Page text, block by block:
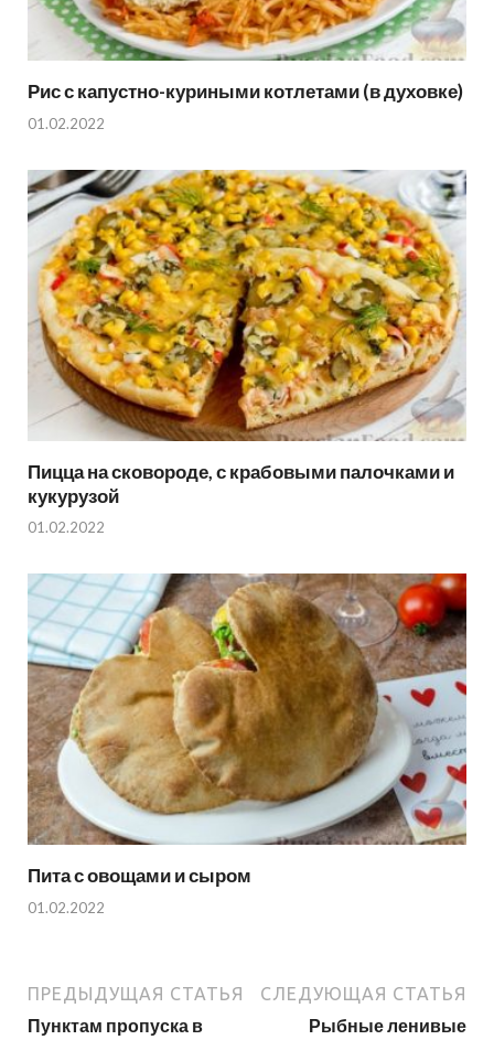
Рис с капустно-куриными котлетами (в духовке)
01.02.2022
Пицца на сковороде, с крабовыми палочками и
кукурузой
01.02.2022
Пита с овощами и сыром
01.02.2022
ПРЕДЫДУЩАЯ СТАТЬЯ
Пунктам пропуска в
СЛЕДУЮЩАЯ СТАТЬЯ
Рыбные ленивые